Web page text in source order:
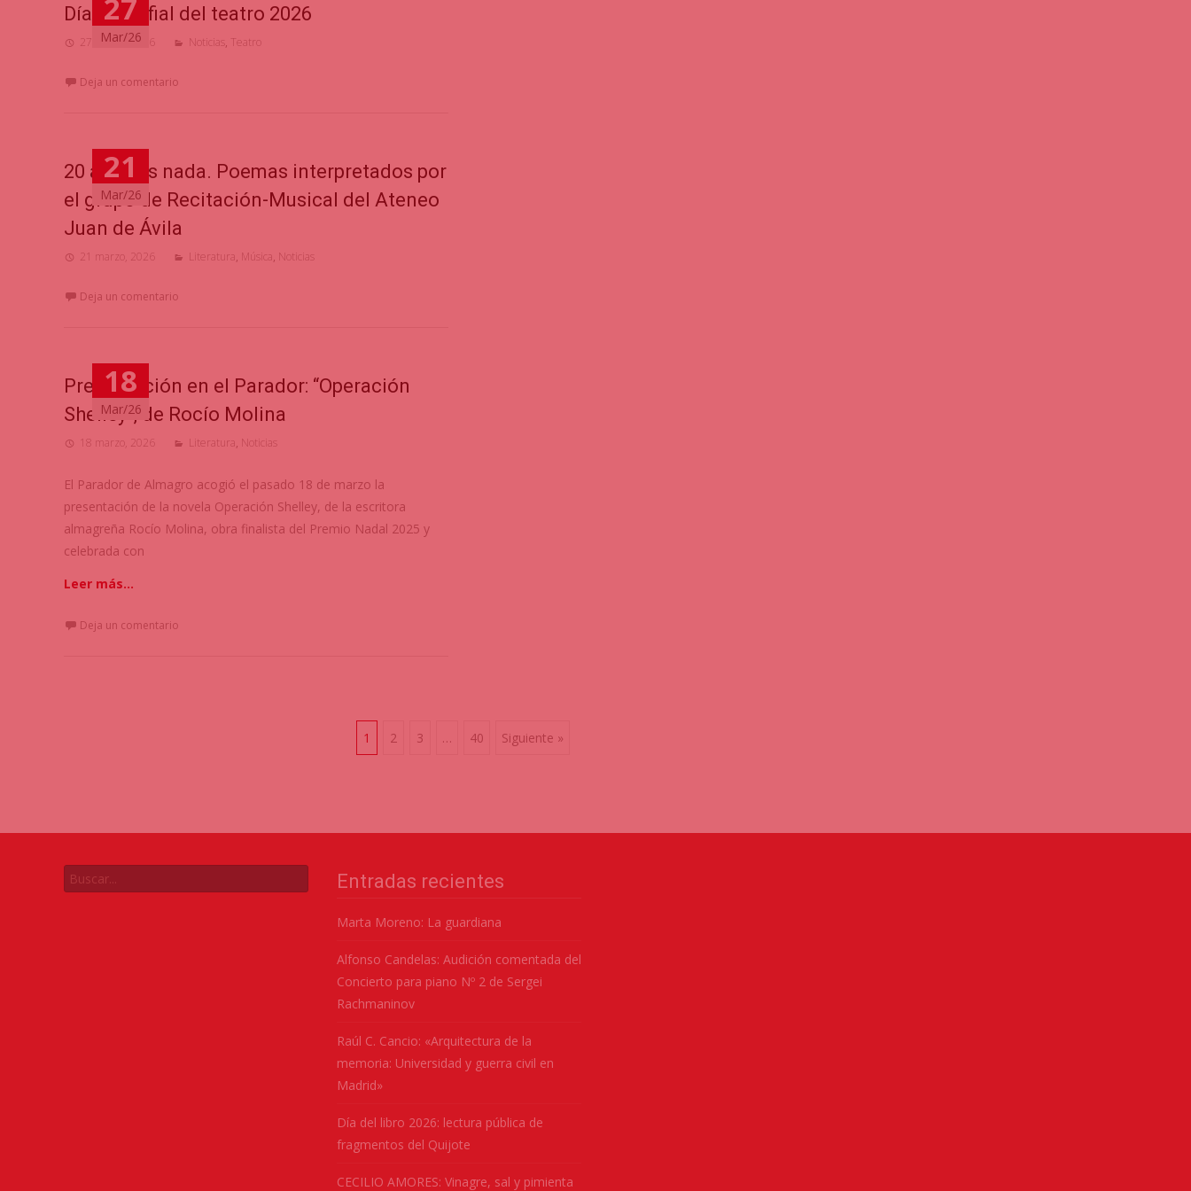
27
Mar/26
Día mundfial del teatro 2026
27 marzo, 2026 Noticias, Teatro
Deja un comentario
21
Mar/26
20 años es nada. Poemas interpretados por
el grupo de Recitación-Musical del Ateneo
Juan de Ávila
21 marzo, 2026 Literatura, Música, Noticias
Deja un comentario
18
Mar/26
Presentación en el Parador: “Operación
Shelley”, de Rocío Molina
18 marzo, 2026 Literatura, Noticias
El Parador de Almagro acogió el pasado 18 de marzo la
presentación de la novela Operación Shelley, de la escritora
almagreña Rocío Molina, obra finalista del Premio Nadal 2025 y
celebrada con
Leer más…
Deja un comentario
1 2 3 … 40 Siguiente »
Entradas recientes
Marta Moreno: La guardiana
Alfonso Candelas: Audición comentada del
Concierto para piano Nº 2 de Sergei
Rachmaninov
Raúl C. Cancio: «Arquitectura de la
memoria: Universidad y guerra civil en
Madrid»
Día del libro 2026: lectura pública de
fragmentos del Quijote
CECILIO AMORES: Vinagre, sal y pimienta